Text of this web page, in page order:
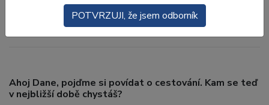
nedaleko obratníku Raka - malebného Mauricia.
Ahoj Dane, pojďme si povídat o cestování. Kam se teď
v nejbližší době chystáš?
POTVRZUJI, že jsem odborník